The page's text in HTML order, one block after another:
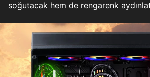
soğutacak hem de rengarenk